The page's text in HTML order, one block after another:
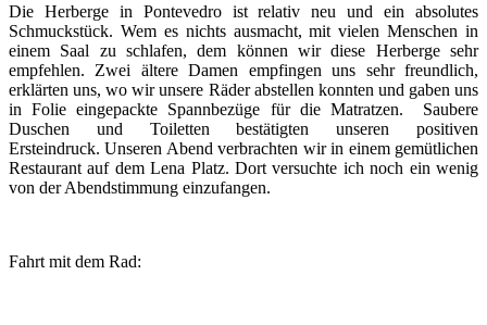
Die Herberge in Pontevedro ist relativ neu und ein absolutes
Schmuckstück. Wem es nichts ausmacht, mit vielen Menschen in
einem Saal zu schlafen, dem können wir diese Herberge sehr
empfehlen. Zwei ältere Damen empfingen uns sehr freundlich,
erklärten uns, wo wir unsere Räder abstellen konnten und gaben uns
in Folie eingepackte Spannbezüge für die Matratzen. Saubere
Duschen und Toiletten bestätigten unseren positiven
Ersteindruck. Unseren Abend verbrachten wir in einem gemütlichen
Restaurant auf dem Lena Platz. Dort versuchte ich noch ein wenig
von der Abendstimmung einzufangen.
Fahrt mit dem Rad: